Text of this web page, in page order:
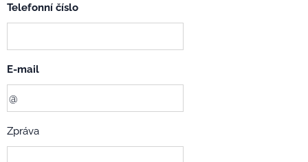
Telefonní číslo
E-mail
Zpráva